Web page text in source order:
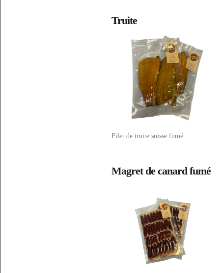
Truite
Filet de truite suisse fumé
Magret de canard fumé